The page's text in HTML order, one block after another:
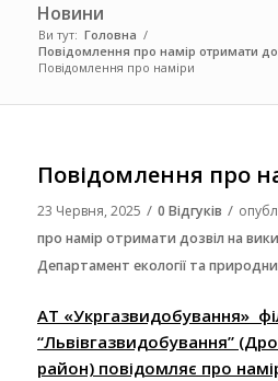
Новини
Ви тут: Головна /
Повідомлення про намір отримати
Повідомлення про наміри
Повідомлення про
23 Червня, 2025 / 0 Відгуків /
про намір отримати дозвіл на
Департамент екології та
АТ «Укргазвидобування»
“Львівгазвидобування”
район) повідомляє про